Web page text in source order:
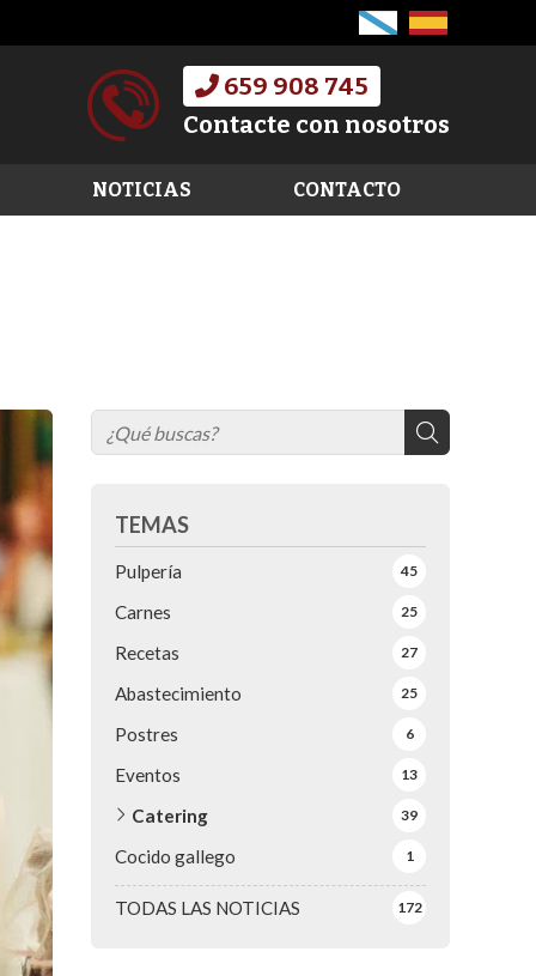
659 908 745
Contacte con nosotros
NOTICIAS CONTACTO
TEMAS
TODAS LAS NOTICIAS 172
Pulpería 45
Carnes 25
Recetas 27
Abastecimiento 25
Postres 6
Eventos 13
Catering 39
Cocido gallego 1